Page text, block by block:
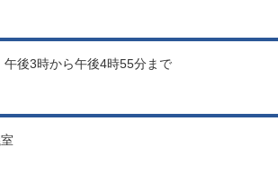
後3時から午後4時55分まで